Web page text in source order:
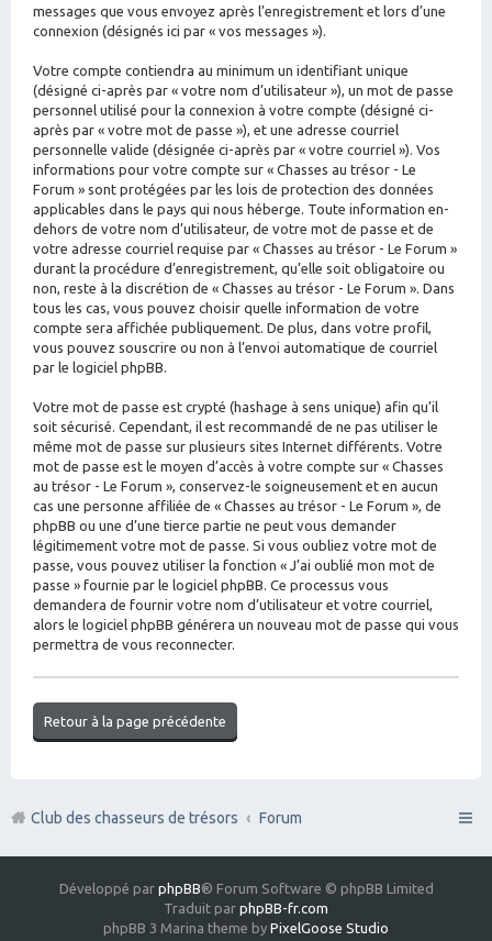
messages que vous envoyez après l’enregistrement et lors d’une
connexion (désignés ici par « vos messages »).
Votre compte contiendra au minimum un identifiant unique
(désigné ci-après par « votre nom d’utilisateur »), un mot de passe
personnel utilisé pour la connexion à votre compte (désigné ci-
après par « votre mot de passe »), et une adresse courriel
personnelle valide (désignée ci-après par « votre courriel »). Vos
informations pour votre compte sur « Chasses au trésor - Le
Forum » sont protégées par les lois de protection des données
applicables dans le pays qui nous héberge. Toute information en-
dehors de votre nom d’utilisateur, de votre mot de passe et de
votre adresse courriel requise par « Chasses au trésor - Le Forum »
durant la procédure d’enregistrement, qu’elle soit obligatoire ou
non, reste à la discrétion de « Chasses au trésor - Le Forum ». Dans
tous les cas, vous pouvez choisir quelle information de votre
compte sera affichée publiquement. De plus, dans votre profil,
vous pouvez souscrire ou non à l’envoi automatique de courriel
par le logiciel phpBB.
Votre mot de passe est crypté (hashage à sens unique) afin qu’il
soit sécurisé. Cependant, il est recommandé de ne pas utiliser le
même mot de passe sur plusieurs sites Internet différents. Votre
mot de passe est le moyen d’accès à votre compte sur « Chasses
au trésor - Le Forum », conservez-le soigneusement et en aucun
cas une personne affiliée de « Chasses au trésor - Le Forum », de
phpBB ou une d’une tierce partie ne peut vous demander
légitimement votre mot de passe. Si vous oubliez votre mot de
passe, vous pouvez utiliser la fonction « J’ai oublié mon mot de
passe » fournie par le logiciel phpBB. Ce processus vous
demandera de fournir votre nom d’utilisateur et votre courriel,
alors le logiciel phpBB générera un nouveau mot de passe qui vous
permettra de vous reconnecter.
Retour à la page précédente
Club des chasseurs de trésors Forum
Développé par phpBB® Forum Software © phpBB Limited
Traduit par phpBB-fr.com
phpBB 3 Marina theme by PixelGoose Studio